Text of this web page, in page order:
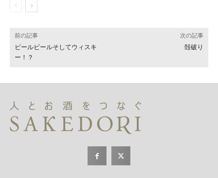
前の記事
ビールビールそしてウィスキ
ー！？
次の記事
殻破り